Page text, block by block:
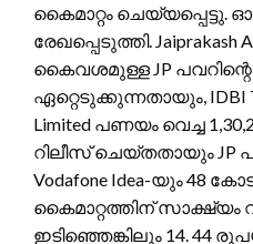
കൈമാറ്റം ചെയ്യപ്പെട്ടു.
രേഖപ്പെടുത്തി. Jaiprakash
കൈവശമുള്ള JP
ഏറ്റെടുക്കുന്നതായും, IDBI
Limited പണയം വെച്ച
റിലീസ് ചെയ്തതായും JP
Vodafone Idea-യും 48
കൈമാറ്റത്തിന് സാക്ഷ്യം
ഇടിഞ്ഞെങ്കിലും 14. 44